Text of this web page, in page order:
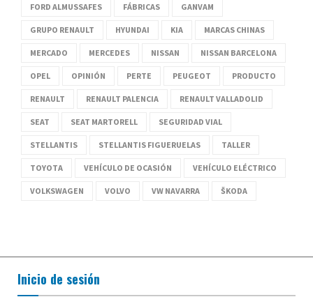
FORD ALMUSSAFES FÁBRICAS GANVAM
GRUPO RENAULT HYUNDAI KIA MARCAS CHINAS
MERCADO MERCEDES NISSAN NISSAN BARCELONA
OPEL OPINIÓN PERTE PEUGEOT PRODUCTO
RENAULT RENAULT PALENCIA RENAULT VALLADOLID
SEAT SEAT MARTORELL SEGURIDAD VIAL
STELLANTIS STELLANTIS FIGUERUELAS TALLER
TOYOTA VEHÍCULO DE OCASIÓN VEHÍCULO ELÉCTRICO
VOLKSWAGEN VOLVO VW NAVARRA ŠKODA
Inicio de sesión